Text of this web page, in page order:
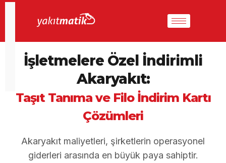
İşletmelere Özel İndirimli
Akaryakıt:
Taşıt Tanımave Filo İndirim Kartı
Çözümleri
Akaryakıt maliyetleri, şirketlerin operasyonel
giderleri arasında en büyük paya sahiptir.